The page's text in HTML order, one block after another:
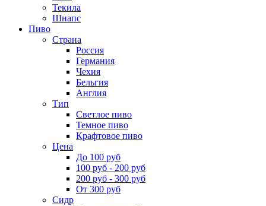
Текила
Шнапс
Пиво
Страна
Россия
Германия
Чехия
Бельгия
Англия
Тип
Светлое пиво
Темное пиво
Крафтовое пиво
Цена
До 100 руб
100 руб - 200 руб
200 руб - 300 руб
От 300 руб
Сидр